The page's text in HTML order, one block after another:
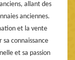
allant des
anciennes.
et la vente
connaissance
et sa passion